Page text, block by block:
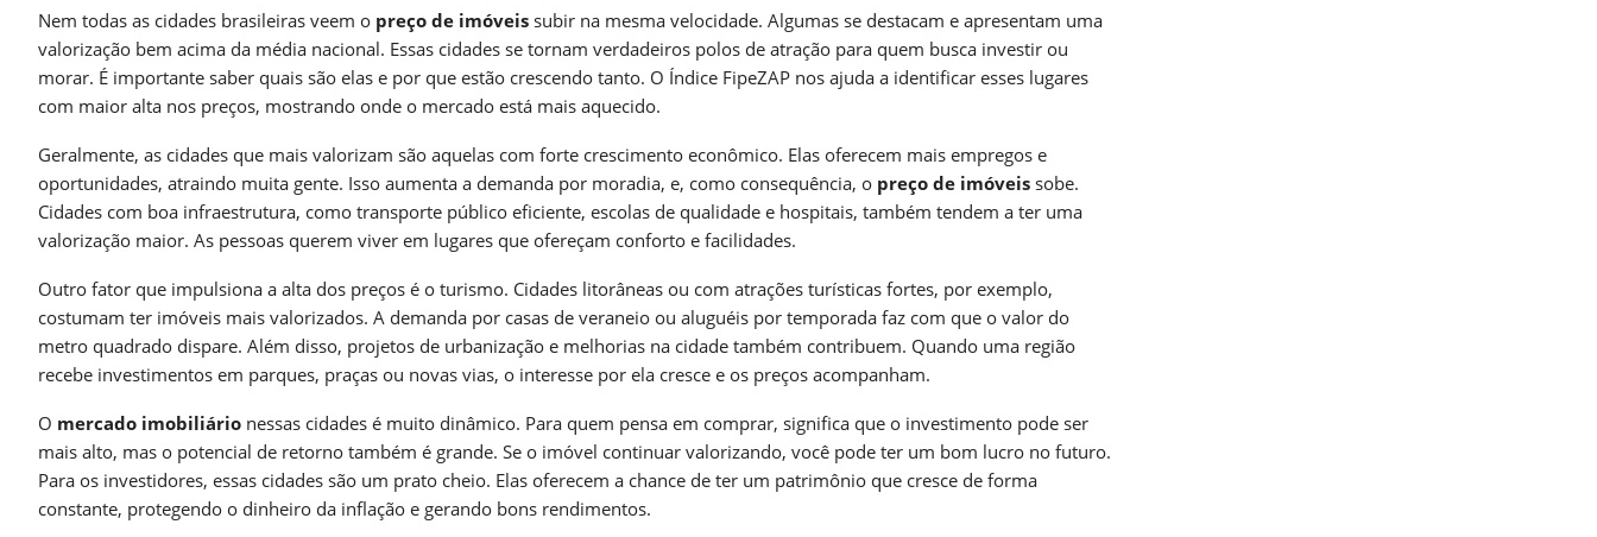
Nem todas as cidades brasileiras veem o preço de imóveis subir na mesma velocidade. Algumas se destacam e apresentam uma
valorização bem acima da média nacional. Essas cidades se tornam verdadeiros polos de atração para quem busca investir ou
morar. É importante saber quais são elas e por que estão crescendo tanto. O Índice FipeZAP nos ajuda a identificar esses lugares
com maior alta nos preços, mostrando onde o mercado está mais aquecido.
Geralmente, as cidades que mais valorizam são aquelas com forte crescimento econômico. Elas oferecem mais empregos e
oportunidades, atraindo muita gente. Isso aumenta a demanda por moradia, e, como consequência, o preço de imóveis sobe.
Cidades com boa infraestrutura, como transporte público eficiente, escolas de qualidade e hospitais, também tendem a ter uma
valorização maior. As pessoas querem viver em lugares que ofereçam conforto e facilidades.
Outro fator que impulsiona a alta dos preços é o turismo. Cidades litorâneas ou com atrações turísticas fortes, por exemplo,
costumam ter imóveis mais valorizados. A demanda por casas de veraneio ou aluguéis por temporada faz com que o valor do
metro quadrado dispare. Além disso, projetos de urbanização e melhorias na cidade também contribuem. Quando uma região
recebe investimentos em parques, praças ou novas vias, o interesse por ela cresce e os preços acompanham.
O mercado imobiliário nessas cidades é muito dinâmico. Para quem pensa em comprar, significa que o investimento pode ser
mais alto, mas o potencial de retorno também é grande. Se o imóvel continuar valorizando, você pode ter um bom lucro no futuro.
Para os investidores, essas cidades são um prato cheio. Elas oferecem a chance de ter um patrimônio que cresce de forma
constante, protegendo o dinheiro da inflação e gerando bons rendimentos.